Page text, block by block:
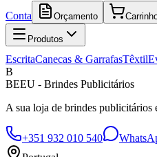
Conta Orçamento
Produtos
EscritaCanecas & GarrafasTêxtil
B
BEEU - Brindes Publicitários
A sua loja de brindes publicitários
+351 932 010 540